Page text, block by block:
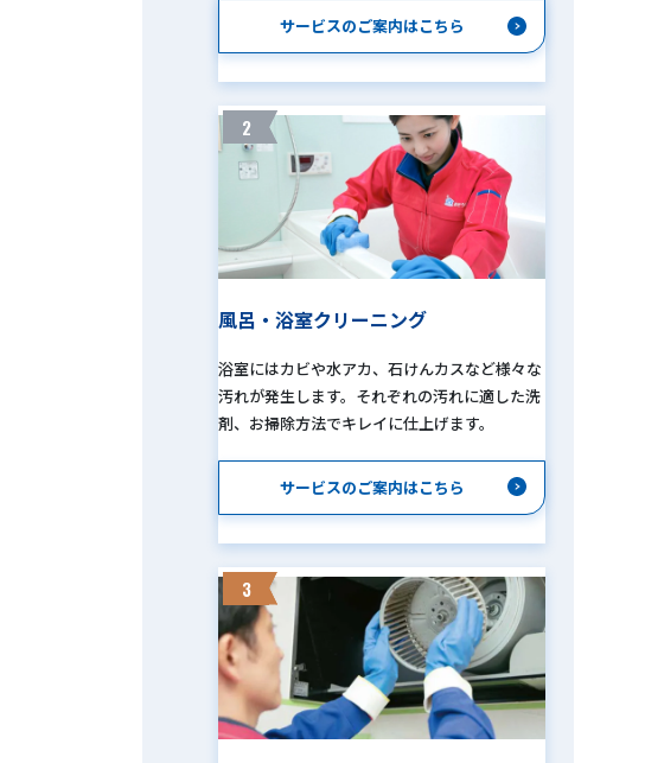
サービスのご案内はこちら
2
風呂・浴室クリーニング
浴室にはカビや水アカ、石けんカスなど様々な
汚れが発生します。それぞれの汚れに適した洗
剤、お掃除方法でキレイに仕上げます。
サービスのご案内はこちら
3